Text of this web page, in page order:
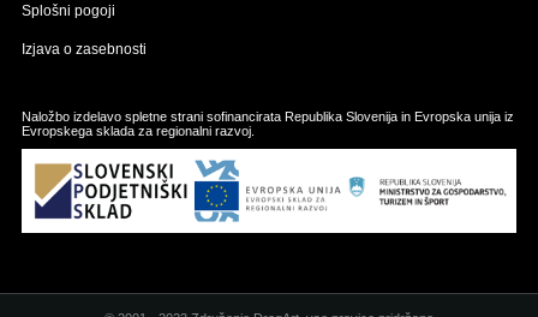
Splošni pogoji
Izjava o zasebnosti
Naložbo izdelavo spletne strani sofinancirata Republika Slovenija in Evropska unija iz
Evropskega sklada za regionalni razvoj.